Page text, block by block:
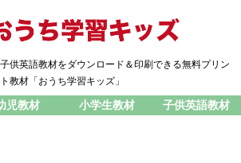
供英語教材をダウンロード＆印刷できる無料プリン
ト教材「おうち学習キッズ」
児教材 小学生教材 子供英語教材